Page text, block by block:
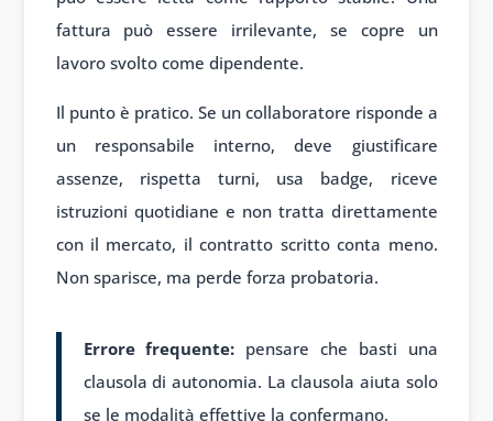
fattura può essere irrilevante, se copre un
lavoro svolto come dipendente.
Il punto è pratico. Se un collaboratore risponde a
un responsabile interno, deve giustificare
assenze, rispetta turni, usa badge, riceve
istruzioni quotidiane e non tratta direttamente
con il mercato, il contratto scritto conta meno.
Non sparisce, ma perde forza probatoria.
Errore frequente: pensare che basti una
clausola di autonomia. La clausola aiuta solo
se le modalità effettive la confermano.